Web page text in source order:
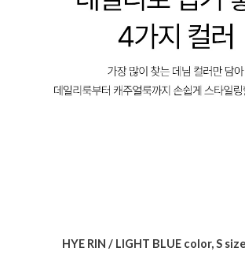
HYE RIN / LIGHT BLUE color, S